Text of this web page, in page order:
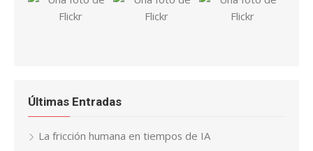
Últimas Entradas
La fricción humana en tiempos de IA